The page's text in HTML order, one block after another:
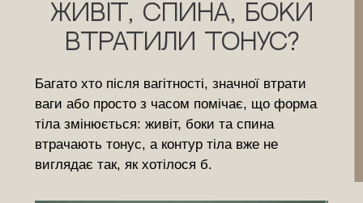
Живіт, спина, боки
втратили тонус?
Багато хто після вагітності, значної втрати
ваги або просто з часом помічає, що форма
тіла змінюється: живіт, боки та спина
втрачають тонус, а контур тіла вже не
виглядає так, як хотілося б.